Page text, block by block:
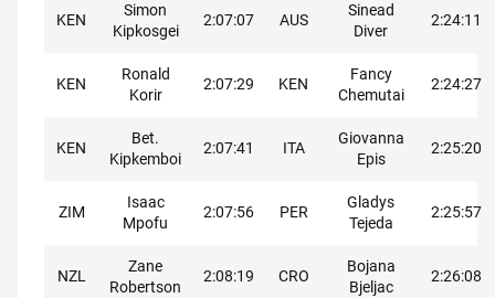
KEN
Simon
Kipkosgei
2:07:07 AUS
Sinead
Diver
2:24:11
KEN
Ronald
Korir
2:07:29 KEN
Fancy
Chemutai
2:24:27
KEN
Bet.
Kipkemboi
2:07:41 ITA
Giovanna
Epis
2:25:20
ZIM
Isaac
Mpofu
2:07:56 PER
Gladys
Tejeda
2:25:57
NZL
Zane
Robertson
2:08:19 CRO
Bojana
Bjeljac
2:26:08